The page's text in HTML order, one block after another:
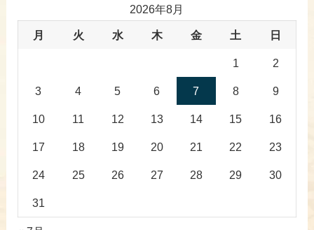
2026年8月
月 火 水 木 金 土 日
1 2
3 4 5 6 7 8 9
10 11 12 13 14 15 16
17 18 19 20 21 22 23
24 25 26 27 28 29 30
31